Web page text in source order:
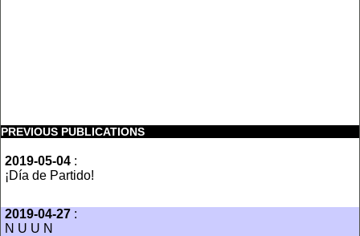
PREVIOUS PUBLICATIONS
2019-05-04 :
¡Día de Partido!
2019-04-27 :
N U U N